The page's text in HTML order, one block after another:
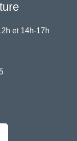
et 14h-17h